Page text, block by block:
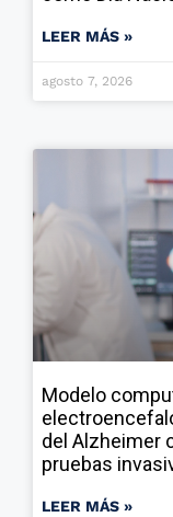
LEER MÁS »
agosto 7, 2026
Modelo
del Alzheimer
pruebas
LEER MÁS »